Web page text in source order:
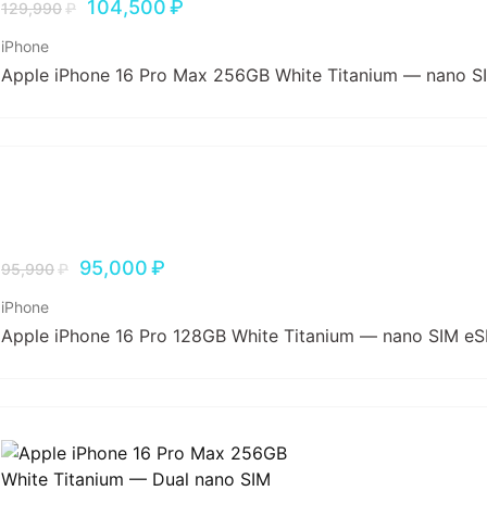
129,990₽ 104,500₽
iPhone
Apple iPhone 16 Pro Max 256GB White Titanium — nano
95,990₽ 95,000₽
iPhone
Apple iPhone 16 Pro 128GB White Titanium — nano SIM